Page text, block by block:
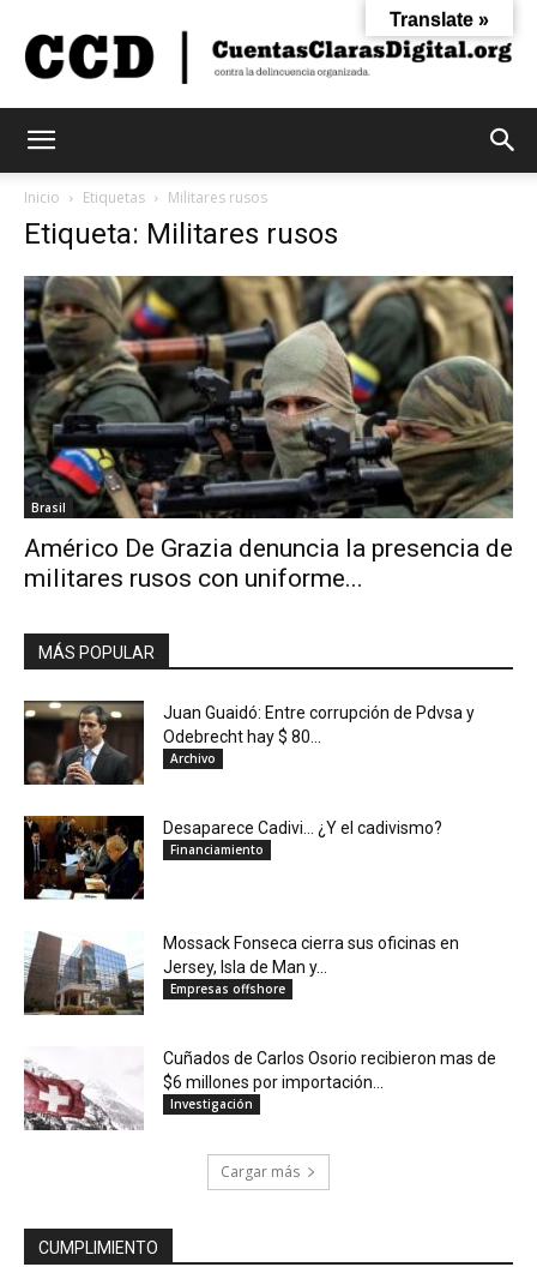
Digital
Inicio Etiquetas Militares rusos
Etiqueta: Militares rusos
Brasil
Américo De Grazia denuncia la presencia de
militares rusos con uniforme...
MÁS POPULAR
Juan Guaidó: Entre corrupción de Pdvsa y
Odebrecht hay $ 80...
Archivo
Desaparece Cadivi… ¿Y el cadivismo?
Financiamiento
Mossack Fonseca cierra sus oficinas en
Jersey, Isla de Man y...
Empresas offshore
Cuñados de Carlos Osorio recibieron mas de
$6 millones por importación...
Investigación
Cargar más
CUMPLIMIENTO
Translate »